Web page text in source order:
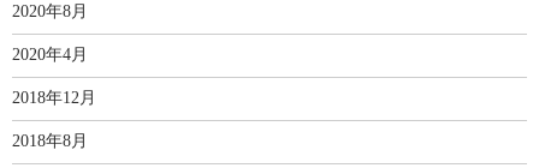
2020年8月
2020年4月
2018年12月
2018年8月